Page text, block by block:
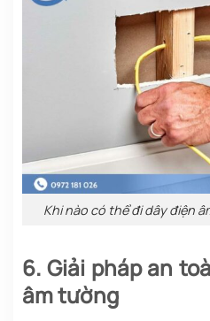
Khi nào có thể đi dây điện
6. Giải pháp an
âm tường